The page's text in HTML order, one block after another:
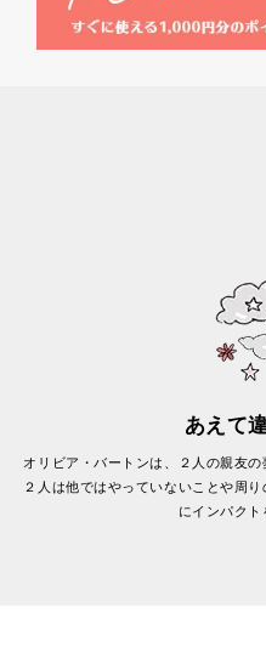
あえて
オリビア・バートンは、２人の親友
２人は他ではやっていないことや周
にインパクト